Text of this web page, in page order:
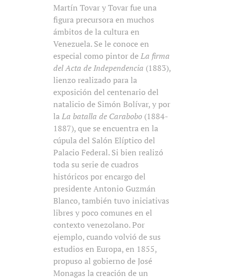
Martín Tovar y Tovar fue una
figura precursora en muchos
ámbitos de la cultura en
Venezuela. Se le conoce en
especial como pintor deLa firma
del Acta de Independencia (1883),
lienzo realizado para la
exposición del centenario del
natalicio de Simón Bolívar, y por
laLa batalla de Carabobo (1884-
1887), que se encuentra en la
cúpula del Salón Elíptico del
Palacio Federal. Si bien realizó
toda su serie de cuadros
históricos por encargo del
presidente Antonio Guzmán
Blanco, también tuvo iniciativas
libres y poco comunes en el
contexto venezolano. Por
ejemplo, cuando volvió de sus
estudios en Europa, en 1855,
propuso al gobierno de José
Monagas la creación de un